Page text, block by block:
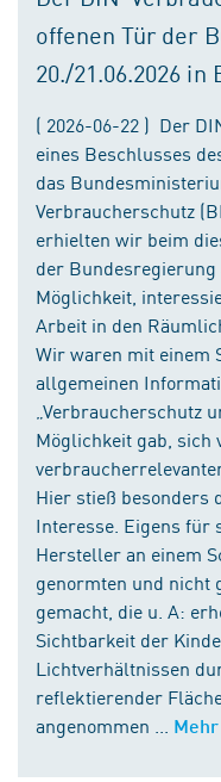
offenen Tür der
20./21.06.2026 in
( 2026-06-22 ) Der
eines Beschlusses
das
Verbraucherschutz
erhielten wir beim
der Bundesregierung
Möglichkeit,
Arbeit in den
Wir waren mit einem
allgemeinen
„Verbraucherschutz
Möglichkeit gab, sich
Hier stieß besonders
Interesse. Eigens für
Hersteller an einem
genormten und nicht
gemacht, die u. A:
Sichtbarkeit der
Lichtverhältnissen
reflektierender
angenommen ...
Mehr